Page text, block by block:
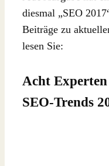
diesmal „SEO
Beiträge zu
lesen Sie:
Acht
SEO-Trends